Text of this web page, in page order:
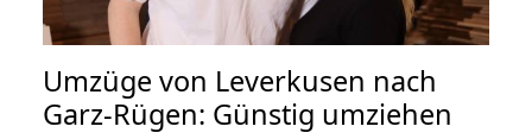
Umzüge von Leverkusen nach
Garz-Rügen: Günstig umziehen